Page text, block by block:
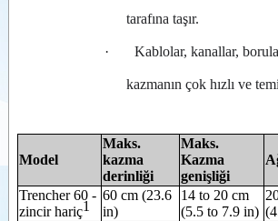
süpürgesi
Üst kıskaçlı
kova
Kıskaçlı
hafriyat
kovası
tarafına taşır.
· Kablolar, kanallar,
kazmanın çok hızlı ve
Model
Maks.
kazma
derinliği
Maks.
Kazma
genişliği
Trencher 60 -
zincir hariç1
60 cm (23.6
in)
14 to 20 cm
(5.5 to 7.9 in)